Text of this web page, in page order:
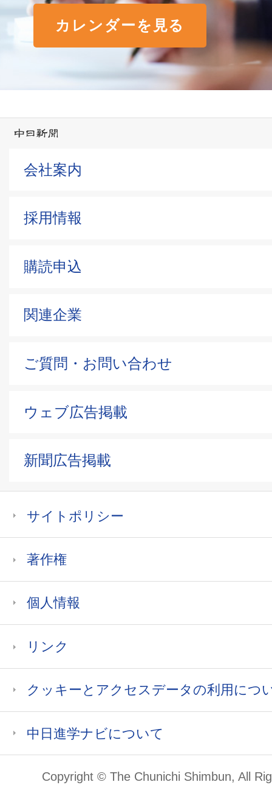
カレンダーを見る
会社案内
採用情報
購読申込
関連企業
ご質問・お問い合わせ
ウェブ広告掲載
新聞広告掲載
サイトポリシー
著作権
個人情報
リンク
クッキーとアクセスデータの利用につ
中日進学ナビについて
Copyright © The Chunichi Shimbun, All